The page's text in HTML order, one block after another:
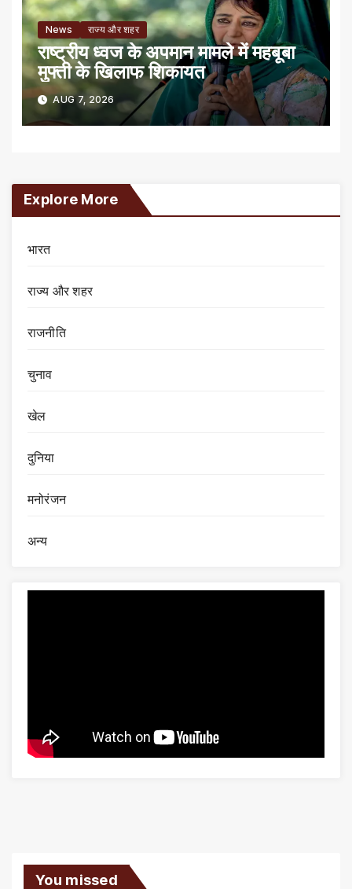
News राज्य और शहर
राष्ट्रीय ध्वज के अपमान मामले में महबूबा
मुफ्ती के खिलाफ शिकायत
AUG 7, 2026
Explore More
भारत
राज्य और शहर
राजनीति
चुनाव
खेल
दुनिया
मनोरंजन
अन्य
You missed